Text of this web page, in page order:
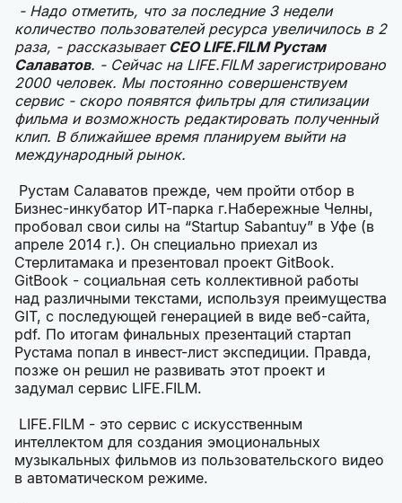
- Надо отметить, что за последние 3 недели
количество пользователей ресурса увеличилось в 2
раза, - рассказывает CEO LIFE.FILM Рустам
Салаватов. - Сейчас на LIFE.FILM зарегистрировано
2000 человек. Мы постоянно совершенствуем
сервис - скоро появятся фильтры для стилизации
фильма и возможность редактировать полученный
клип. В ближайшее время планируем выйти на
международный рынок.
Рустам Салаватов прежде, чем пройти отбор в
Бизнес-инкубатор ИТ-парка г.Набережные Челны,
пробовал свои силы на “Startup Sabantuy” в Уфе (в
апреле 2014 г.). Он специально приехал из
Стерлитамака и презентовал проект GitBook.
GitBook - социальная сеть коллективной работы
над различными текстами, используя преимущества
GIT, с последующей генерацией в виде веб-сайта,
pdf. По итогам финальных презентаций стартап
Рустама попал в инвест-лист экспедиции. Правда,
позже он решил не развивать этот проект и
задумал сервис LIFE.FILM.
LIFE.FILM - это сервис с искусственным
интеллектом для создания эмоциональных
музыкальных фильмов из пользовательского видео
в автоматическом режиме.